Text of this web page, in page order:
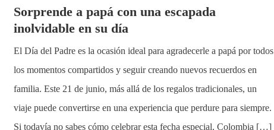
Sorprende a papá con una escapada
inolvidable en su día
El Día del Padre es la ocasión ideal para agradecerle a papá por todos
los momentos compartidos y seguir creando nuevos recuerdos en
familia. Este 21 de junio, más allá de los regalos tradicionales, un
viaje puede convertirse en una experiencia que perdure para siempre.
Si todavía no sabes cómo celebrar esta fecha especial, Colombia […]